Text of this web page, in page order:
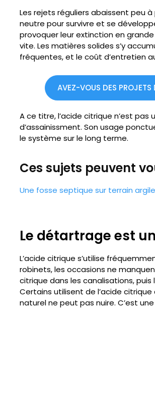
Les rejets réguliers abaissent peu
neutre pour survivre et se
provoquer leur extinction en
vite. Les matières solides s’y
fréquentes, et le coût d’entretien
AVEZ-VOUS DES
A ce titre, l’acide citrique n’est
d’assainissment. Son usage
le système sur le long terme.
Ces sujets peuvent
Une fosse septique sur terrain
Le détartrage est
L’acide citrique s’utilise
robinets, les occasions ne
citrique dans les canalisations,
Certains utilisent de l’acide
naturel ne peut pas nuire. C’est